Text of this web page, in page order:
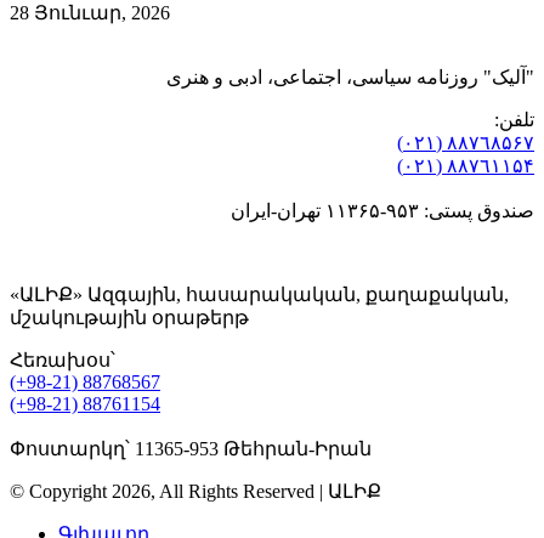
28 Յունւար, 2026
"آلیک" روزنامه سیاسی، اجتماعی، ادبی و هنری
تلفن:
٨۸٧٦٨۵۶۷ (٠٢١)
٨۸٧٦۱۱۵۴ (٠٢١)
صندوق پستی: ۹۵۳-۱۱۳۶۵ تهران-ایران
«ԱԼԻՔ» Ազգային, հասարակական, քաղաքական,
մշակութային օրաթերթ
Հեռախօս՝
(+98-21) 88768567
(+98-21) 88761154
Փոստարկղ՝ 11365-953 Թեհրան-Իրան
© Copyright 2026, All Rights Reserved | ԱԼԻՔ